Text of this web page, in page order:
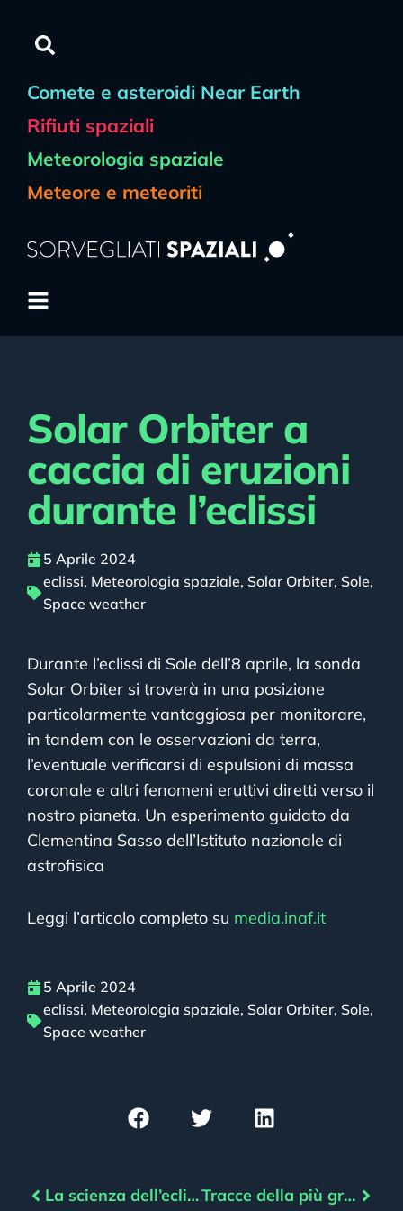
Comete e asteroidi Near Earth
Rifiuti spaziali
Meteorologia spaziale
Meteore e meteoriti
Solar Orbiter a
caccia di eruzioni
durante l’eclissi
5 Aprile 2024
eclissi, Meteorologia spaziale, Solar Orbiter, Sole,
Space weather
Durante l’eclissi di Sole dell’8 aprile, la sonda
Solar Orbiter si troverà in una posizione
particolarmente vantaggiosa per monitorare,
in tandem con le osservazioni da terra,
l’eventuale verificarsi di espulsioni di massa
coronale e altri fenomeni eruttivi diretti verso il
nostro pianeta. Un esperimento guidato da
Clementina Sasso dell’Istituto nazionale di
astrofisica
Leggi l’articolo completo su media.inaf.it
5 Aprile 2024
eclissi, Meteorologia spaziale, Solar Orbiter, Sole,
Space weather
La scienza dell’eclissi: la Luna come coronografo Tracce della più grande tempesta solare recente negli alberi della Lapponia